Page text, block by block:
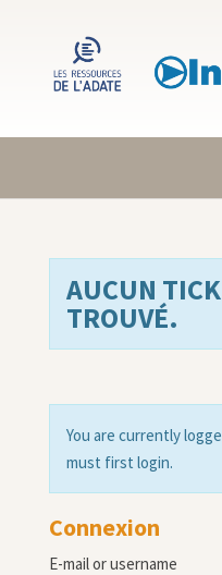
AUCUN
TROUVÉ.
You are currently
must first login.
Connexion
E-mail or username